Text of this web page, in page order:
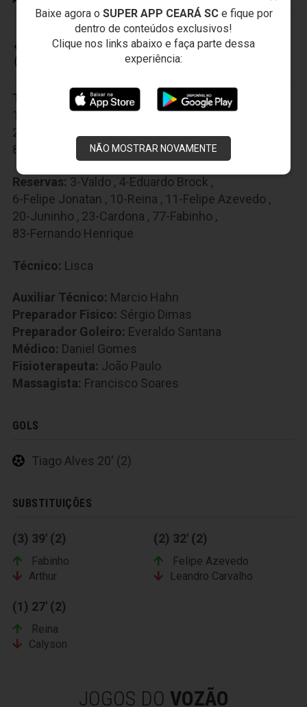
Baixe agora o SUPER APP CEARÁ SCe fique por
dentro de conteúdos exclusivos!
Clique nos links abaixo e faça parte dessa
experiência:
NÃO MOSTRAR NOVAMENTE
CEARÁ SPORTING CLUB
Titulares: 1-Everson,5-Edinho ,8-Ricardinho
13-Luiz Otávio,22-Samuel Xavier,25-Calyson
26-Richardson,36-Tiago Alves,40-Arthur
80-Leandro Carvalho,91-João Lucas
Reservas: 3-Valdo , 4-Eduardo Brock ,
6-Felipe Jonatan , 10-Reina , 11-Felipe Azevedo ,
20-Juninho , 23-Cardona , 77-Fabinho ,
83-Fernando Henrique
Técnico: Lisca
Auxiliar Técnico: Marcio Hahn
Preparador Fisico: Sérgio Dimas
Preparador Goleiro: Everaldo Santana
Médico: Daniel Gomes
Fisioterapeuta: João Paulo
Massagista: Francisco Soares
GOLS
Tiago Alves 20' (2)
SUBSTITUIÇÕES
(3) 39' (2)
Fabinho
Arthur
(2) 32' (2)
Felipe Azevedo
Leandro Carvalho
(1) 27' (2)
Reina
Calyson
JOGOS DO VOZÃO